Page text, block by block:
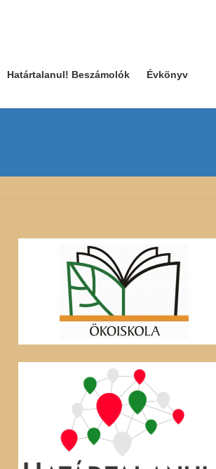
Határtalanul! Beszámolók Évkönyv